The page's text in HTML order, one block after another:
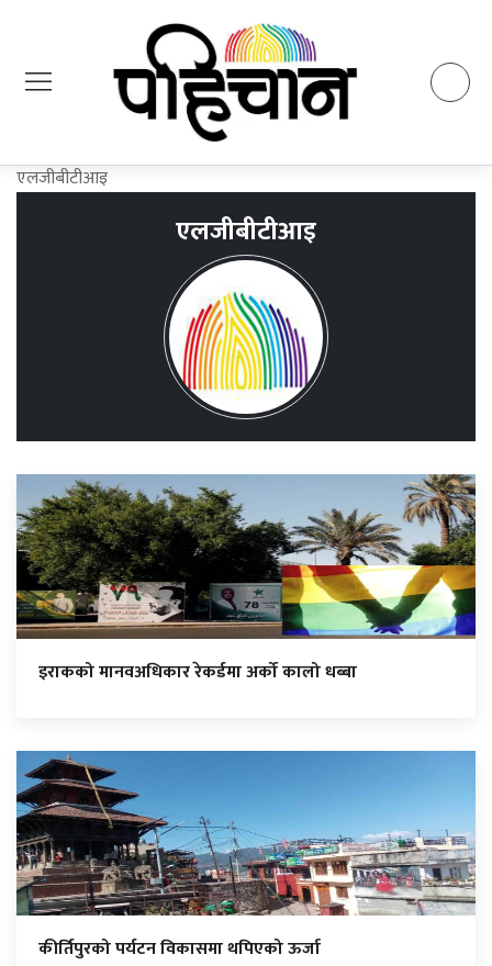
एलजीबीटीआइ
एलजीबीटीआइ
इराकको मानवअधिकार रेकर्डमा अर्को कालो धब्बा
कीर्तिपुरको पर्यटन विकासमा थपिएको ऊर्जा